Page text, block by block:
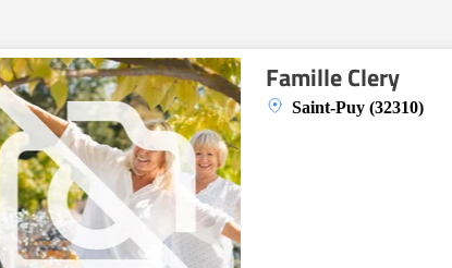
Famille Clery
Saint-Puy (32310)